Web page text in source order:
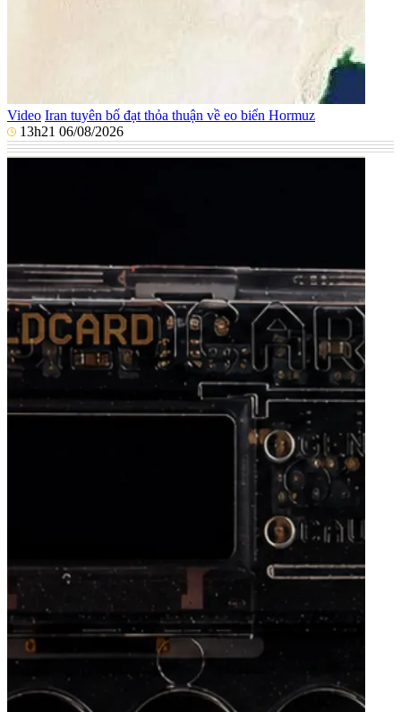
Video Iran tuyên bố đạt thỏa thuận về eo biển Hormuz
13h21 06/08/2026